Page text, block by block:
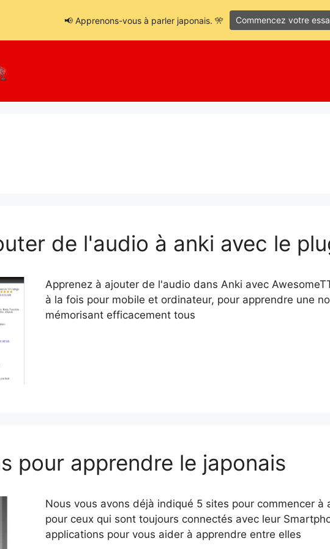
de l'audio à anki avec le
Apprenez à ajouter de l'audio dans Anki avec
à la fois pour mobile et ordinateur, pour apprendre une
mémorisant efficacement tous
pour apprendre le japonais
Nous vous avons déjà indiqué 5 sites pour commencer
pour ceux qui sont toujours connectés avec leur
applications pour vous aider à apprendre entre elles
📢 Apprenons-vous à parler japonais. 🎌 Commencez votre